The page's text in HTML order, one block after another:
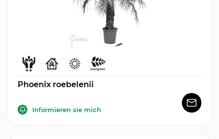
Phoenix roebelenii
Informieren sie mich